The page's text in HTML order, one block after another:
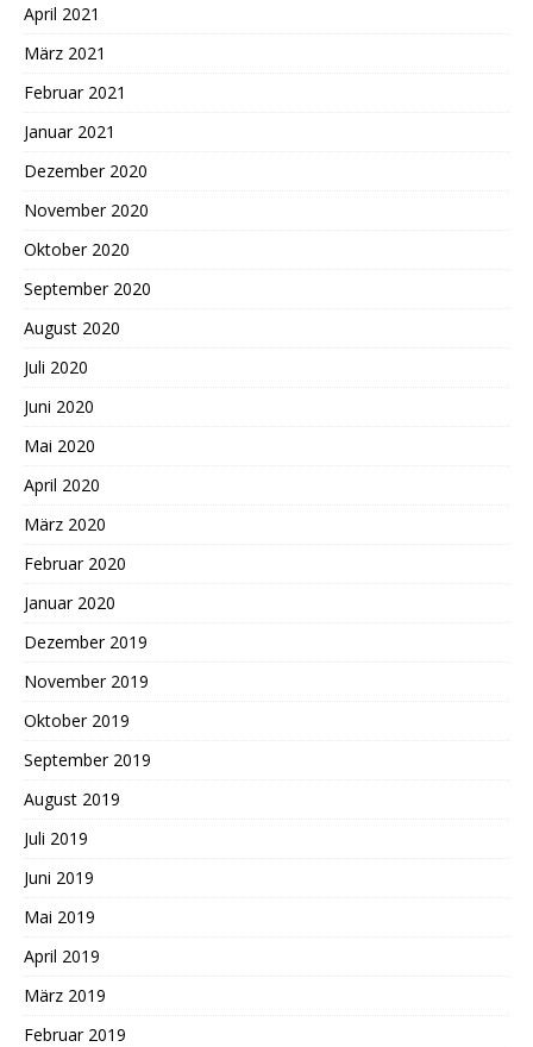
April 2021
März 2021
Februar 2021
Januar 2021
Dezember 2020
November 2020
Oktober 2020
September 2020
August 2020
Juli 2020
Juni 2020
Mai 2020
April 2020
März 2020
Februar 2020
Januar 2020
Dezember 2019
November 2019
Oktober 2019
September 2019
August 2019
Juli 2019
Juni 2019
Mai 2019
April 2019
März 2019
Februar 2019